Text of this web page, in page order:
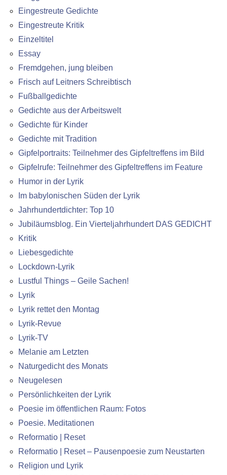
Eingestreute Gedichte
Eingestreute Kritik
Einzeltitel
Essay
Fremdgehen, jung bleiben
Frisch auf Leitners Schreibtisch
Fußballgedichte
Gedichte aus der Arbeitswelt
Gedichte für Kinder
Gedichte mit Tradition
Gipfelportraits: Teilnehmer des Gipfeltreffens im Bild
Gipfelrufe: Teilnehmer des Gipfeltreffens im Feature
Humor in der Lyrik
Im babylonischen Süden der Lyrik
Jahrhundertdichter: Top 10
Jubiläumsblog. Ein Vierteljahrhundert DAS GEDICHT
Kritik
Liebesgedichte
Lockdown-Lyrik
Lustful Things – Geile Sachen!
Lyrik
Lyrik rettet den Montag
Lyrik-Revue
Lyrik-TV
Melanie am Letzten
Naturgedicht des Monats
Neugelesen
Persönlichkeiten der Lyrik
Poesie im öffentlichen Raum: Fotos
Poesie. Meditationen
Reformatio | Reset
Reformatio | Reset – Pausenpoesie zum Neustarten
Religion und Lyrik